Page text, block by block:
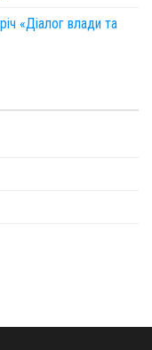
«Діалог влади та